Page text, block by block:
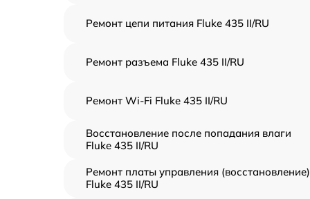
Ремонт цепи питания Fluke 435 II/RU
Ремонт разъема Fluke 435 II/RU
Ремонт Wi-Fi Fluke 435 II/RU
Восстановление после попадания влаги
Fluke 435 II/RU
Ремонт платы управления (восстановление)
Fluke 435 II/RU